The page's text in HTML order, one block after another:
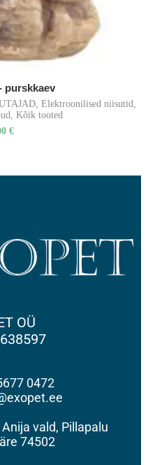
purskkaev
, Elektroonilised niisutid
Kõik tooted
€
OÜ
0472
vald, Pillapalu
74502